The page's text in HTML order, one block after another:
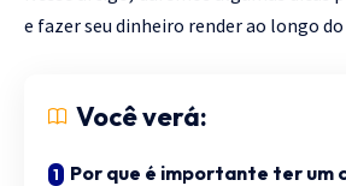
e fazer seu dinheiro render ao longo
Você verá:
Por que é importante ter um